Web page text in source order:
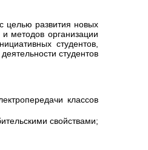
целью развития новых
методов организации
студентов,
студентов
классов
свойствами;